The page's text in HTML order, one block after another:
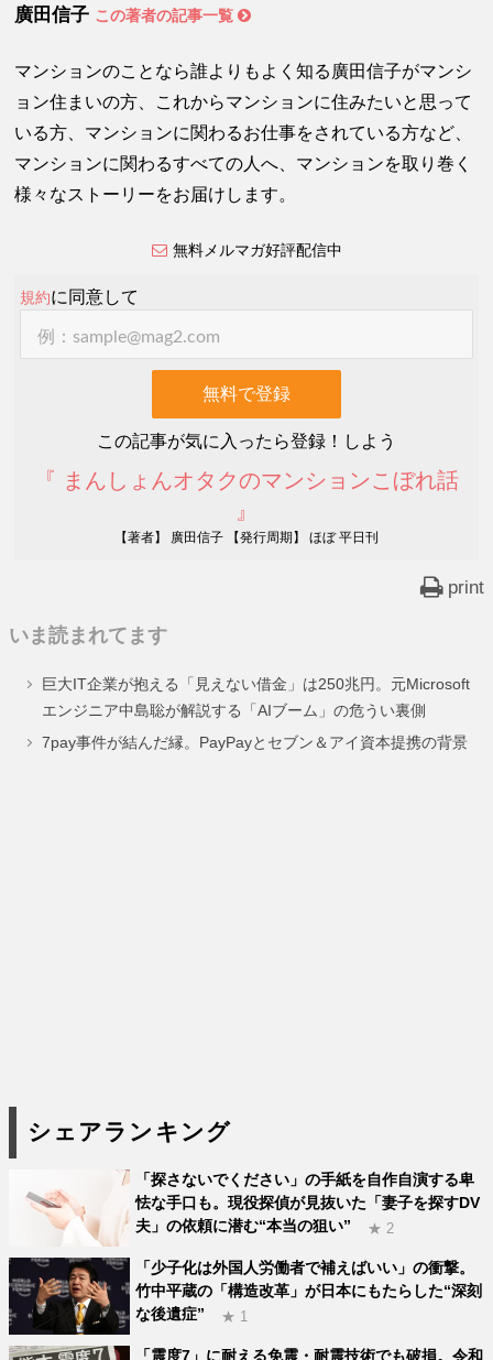
廣田信子 この著者の記事一覧
マンションのことなら誰よりもよく知る廣田信子がマンシ
ョン住まいの方、これからマンションに住みたいと思って
いる方、マンションに関わるお仕事をされている方など、
マンションに関わるすべての人へ、マンションを取り巻く
様々なストーリーをお届けします。
無料メルマガ好評配信中
規約に同意して
この記事が気に入ったら登録！しよう
『 まんしょんオタクのマンションこぼれ話
』
【著者】 廣田信子 【発行周期】 ほぼ 平日刊
print
いま読まれてます
巨大IT企業が抱える「見えない借金」は250兆円。元Microsoft
エンジニア中島聡が解説する「AIブーム」の危うい裏側
7pay事件が結んだ縁。PayPayとセブン＆アイ資本提携の背景
シェアランキング
「探さないでください」の手紙を自作自演する卑
怯な手口も。現役探偵が見抜いた「妻子を探すDV
夫」の依頼に潜む“本当の狙い”
★ 2
「少子化は外国人労働者で補えばいい」の衝撃。
竹中平蔵の「構造改革」が日本にもたらした“深刻
な後遺症”
★ 1
「震度7」に耐える免震・耐震技術でも破損。令和